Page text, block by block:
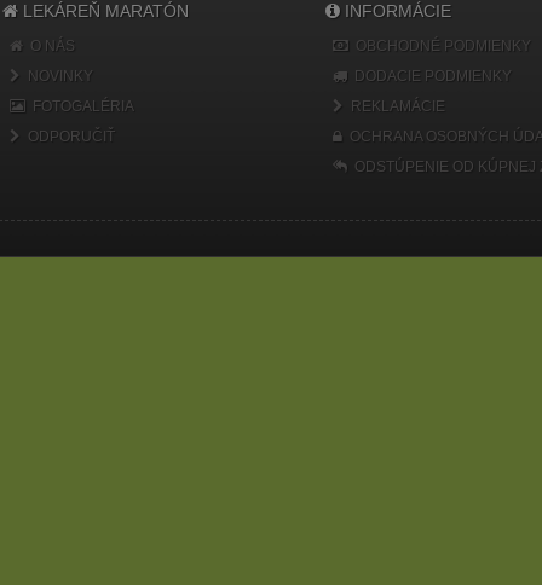
LEKÁREŇ MARATÓN
O NÁS
NOVINKY
FOTOGALÉRIA
ODPORUČIŤ
INFORMÁCIE
OBCHODNÉ PODMIENKY
DODACIE PODMIENKY
REKLAMÁCIE
OCHRANA OSOBNÝCH
ODSTÚPENIE OD KÚPNEJ